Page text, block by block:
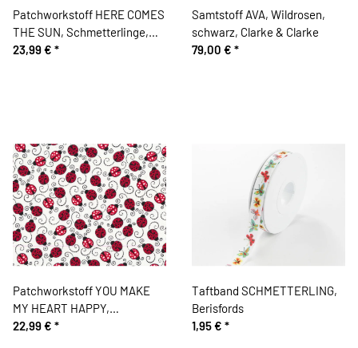
Patchworkstoff HERE COMES
THE SUN, Schmetterlinge,
Dear Stella
23,99 € *
Samtstoff AVA, Wildrosen,
schwarz, Clarke & Clarke
79,00 € *
Patchworkstoff YOU MAKE
MY HEART HAPPY,
Marienkäfer, Timeless
22,99 € *
Taftband SCHMETTERLING,
Berisfords
1,95 € *